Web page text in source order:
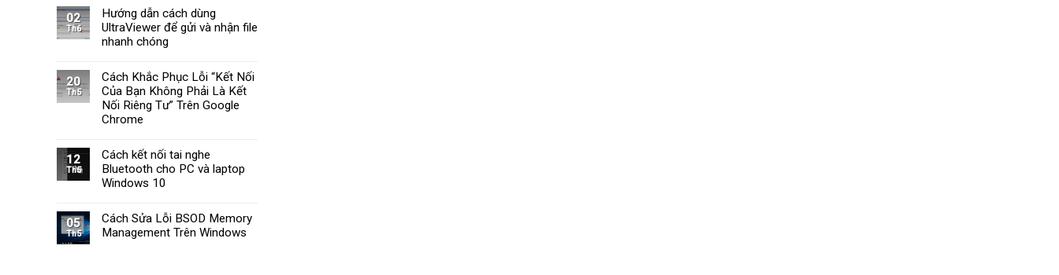
Windows
Cập
Nhật
Cách
Tắt
11
Nhanh
Chóng
(2025)
02
Th6
Hướng dẫn cách dùng
UltraViewer để gửi và nhận file
nhanh chóng
20
Th5
Cách Khắc Phục Lỗi “Kết Nối
Của Bạn Không Phải Là Kết
Nối Riêng Tư” Trên Google
Chrome
12
Th5
Cách kết nối tai nghe
Bluetooth cho PC và laptop
Windows 10
05
Th5
Cách Sửa Lỗi BSOD Memory
Management Trên Windows